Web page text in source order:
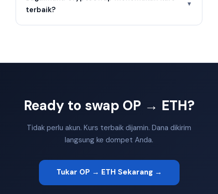
terbaik?
▼
Ready to swap OP → ETH?
Tidak perlu akun. Kurs terbaik dijamin. Dana dikirim
langsung ke dompet Anda.
Tukar OP → ETH Sekarang →